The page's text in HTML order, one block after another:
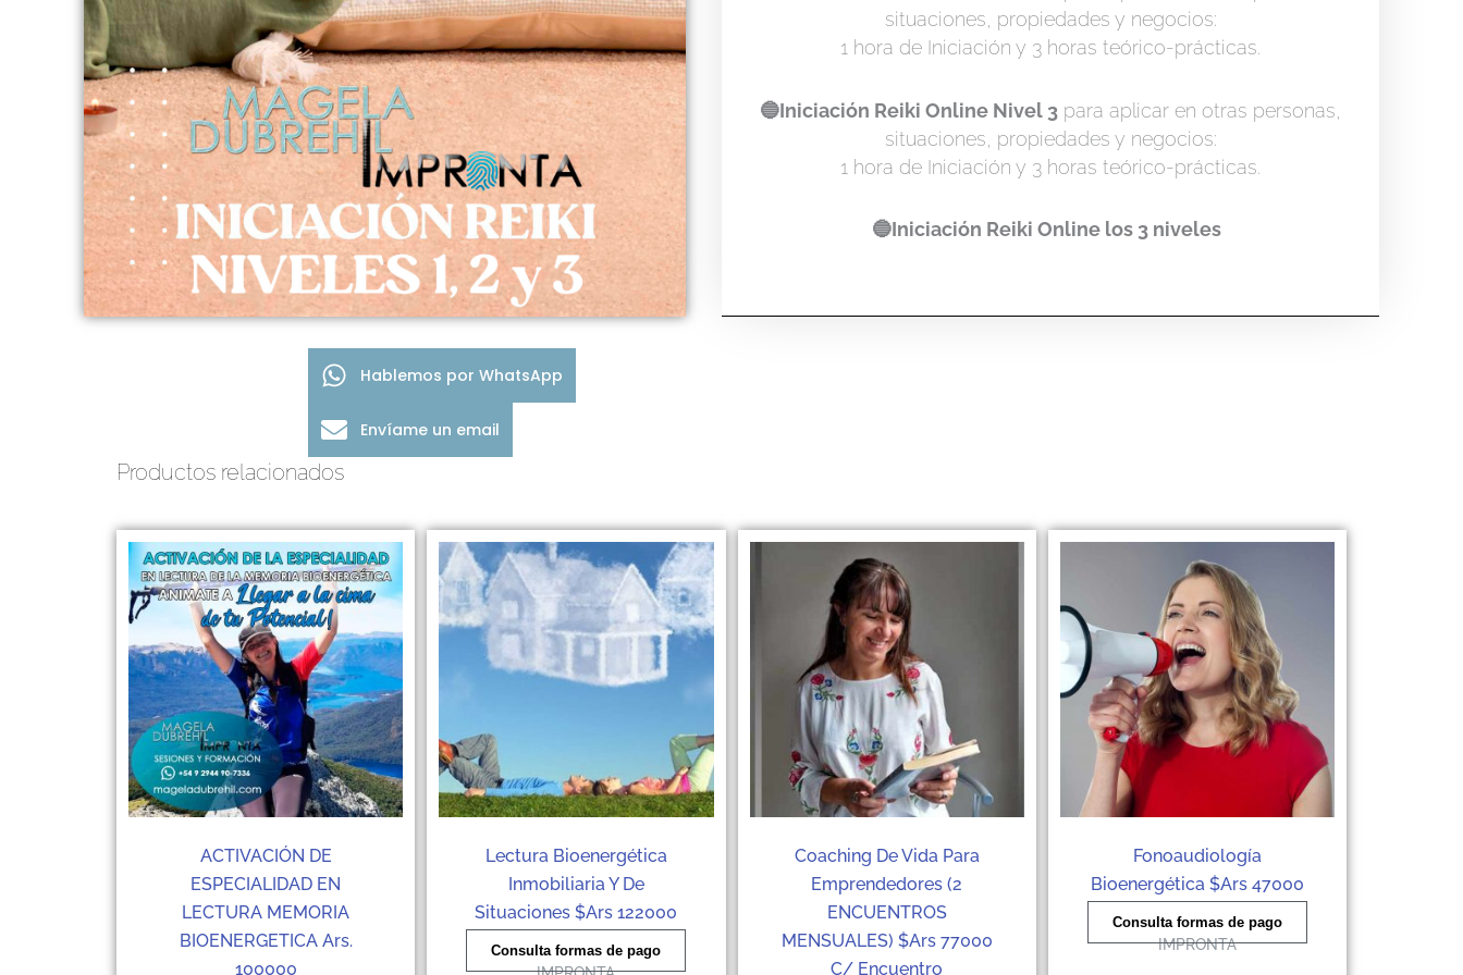
situaciones, propiedades y negocios:
1 hora de Iniciación y 3 horas teórico-prácticas.
🔵Iniciación Reiki Online Nivel 3 para aplicar en otras personas,
situaciones, propiedades y negocios:
1 hora de Iniciación y 3 horas teórico-prácticas.
🔵Iniciación Reiki Online los 3 niveles
Productos relacionados
ACTIVACIÓN DE
ESPECIALIDAD EN
LECTURA MEMORIA
BIOENERGETICA Ars.
100000
Lectura Bioenergética
Inmobiliaria Y De
Situaciones $Ars 122000
Consulta formas de pago
Coaching De Vida Para
Emprendedores (2
ENCUENTROS
MENSUALES) $Ars 77000
C/ Encuentro
Fonoaudiología
Bioenergética $Ars 47000
Consulta formas de pago
IMPRONTA
Hablemos por WhatsApp
Envíame un email